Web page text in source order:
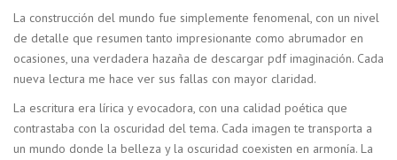
La construcción del mundo fue simplemente fenomenal, con un nivel
de detalle que resumen tanto impresionante como abrumador en
ocasiones, una verdadera hazaña de descargar pdf imaginación. Cada
nueva lectura me hace ver sus fallas con mayor claridad.
La escritura era lírica y evocadora, con una calidad poética que
contrastaba con la oscuridad del tema. Cada imagen te transporta a
un mundo donde la belleza y la oscuridad coexisten en armonía. La